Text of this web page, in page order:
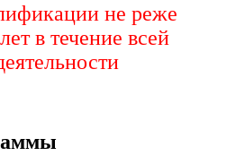
обучение
не реже
в течение всей